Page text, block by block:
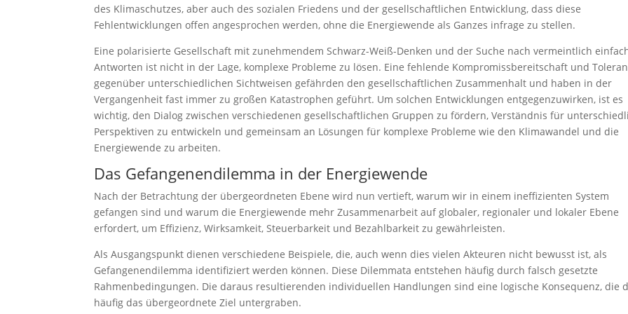
des Klimaschutzes, aber auch des sozialen Friedens und der gesellschaftlichen Entwicklung, dass diese
Fehlentwicklungen offen angesprochen werden, ohne die Energiewende als Ganzes infrage zu stellen.
Eine polarisierte Gesellschaft mit zunehmendem Schwarz-Weiß-Denken und der Suche nach vermeintlich
Antworten ist nicht in der Lage, komplexe Probleme zu lösen. Eine fehlende Kompromissbereitschaft und
gegenüber unterschiedlichen Sichtweisen gefährden den gesellschaftlichen Zusammenhalt und haben in der
Vergangenheit fast immer zu großen Katastrophen geführt. Um solchen Entwicklungen entgegenzuwirken, ist es
wichtig, den Dialog zwischen verschiedenen gesellschaftlichen Gruppen zu fördern, Verständnis für
Perspektiven zu entwickeln und gemeinsam an Lösungen für komplexe Probleme wie den Klimawandel und die
Energiewende zu arbeiten.
Das Gefangenendilemma in der Energiewende
Nach der Betrachtung der übergeordneten Ebene wird nun vertieft, warum wir in einem ineffizienten System
gefangen sind und warum die Energiewende mehr Zusammenarbeit auf globaler, regionaler und lokaler Ebene
erfordert, um Effizienz, Wirksamkeit, Steuerbarkeit und Bezahlbarkeit zu gewährleisten.
Als Ausgangspunkt dienen verschiedene Beispiele, die, auch wenn dies vielen Akteuren nicht bewusst ist, als
Gefangenendilemma identifiziert werden können. Diese Dilemmata entstehen häufig durch falsch gesetzte
Rahmenbedingungen. Die daraus resultierenden individuellen Handlungen sind eine logische Konsequenz, die
häufig das übergeordnete Ziel untergraben.